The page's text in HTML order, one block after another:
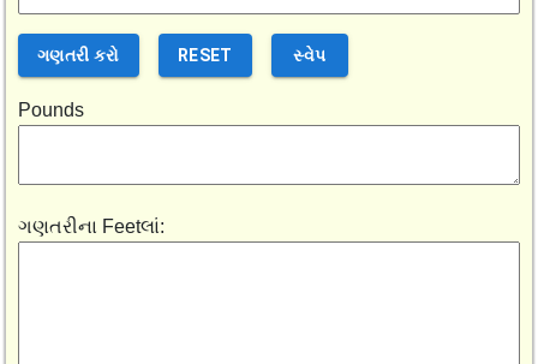
ગણતરી કરો RESET સ્વેપ
Pounds
ગણતરીના Feetલાં: